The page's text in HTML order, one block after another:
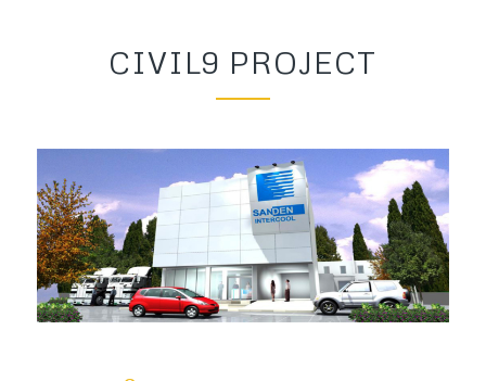
CIVIL9 PROJECT